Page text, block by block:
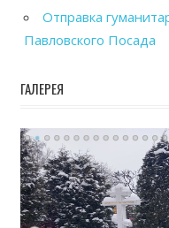
Отправка
Павловского Посада
ГАЛЕРЕЯ